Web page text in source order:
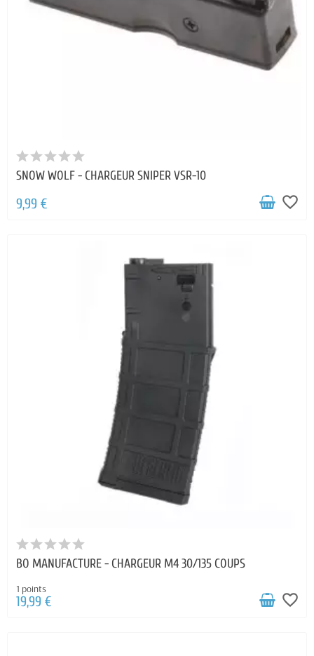
SNOW WOLF - CHARGEUR SNIPER VSR-10
9,99 € favorite_border
BO MANUFACTURE - CHARGEUR M4 30/135 COUPS
1 points
19,99 € favorite_border